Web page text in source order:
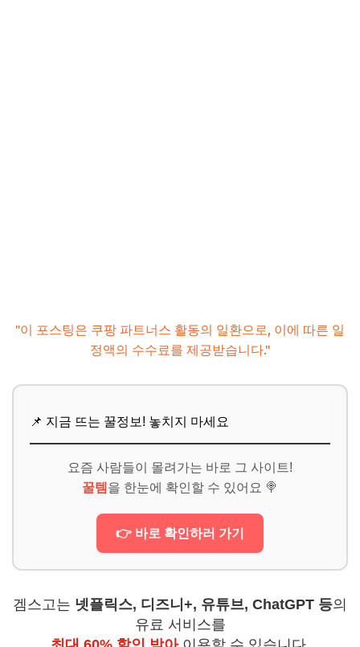
"이 포스팅은 쿠팡 파트너스 활동의 일환으로, 이에 따른 일
정액의 수수료를 제공받습니다."
📌 지금 뜨는 꿀정보! 놓치지 마세요
요즘 사람들이 몰려가는 바로 그 사이트!
꿀템 을 한눈에 확인할 수 있어요 🍭
👉 바로 확인하러 가기
겜스고는 넷플릭스, 디즈니+, 유튜브, ChatGPT 등의
유료 서비스를